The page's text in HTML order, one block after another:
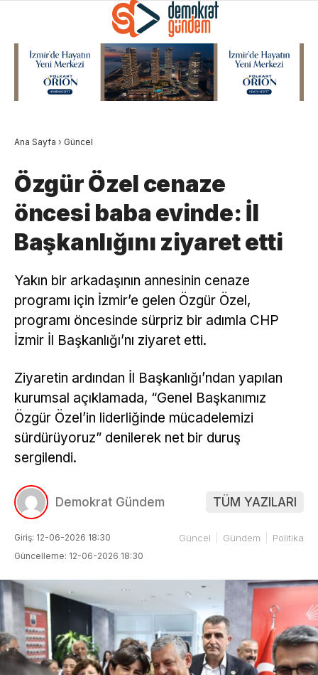
Ana Sayfa › Güncel
Özgür Özel cenaze
öncesi baba evinde: İl
Başkanlığını ziyaret etti
Yakın bir arkadaşının annesinin cenaze
programı için İzmir’e gelen Özgür Özel,
programı öncesinde sürpriz bir adımla CHP
İzmir İl Başkanlığı’nı ziyaret etti.
Ziyaretin ardından İl Başkanlığı’ndan yapılan
kurumsal açıklamada, “Genel Başkanımız
Özgür Özel’in liderliğinde mücadelemizi
sürdürüyoruz” denilerek net bir duruş
sergilendi.
Demokrat Gündem TÜM YAZILARI
Giriş: 12-06-2026 18:30
Güncelleme: 12-06-2026 18:30
Güncel Gündem Politika